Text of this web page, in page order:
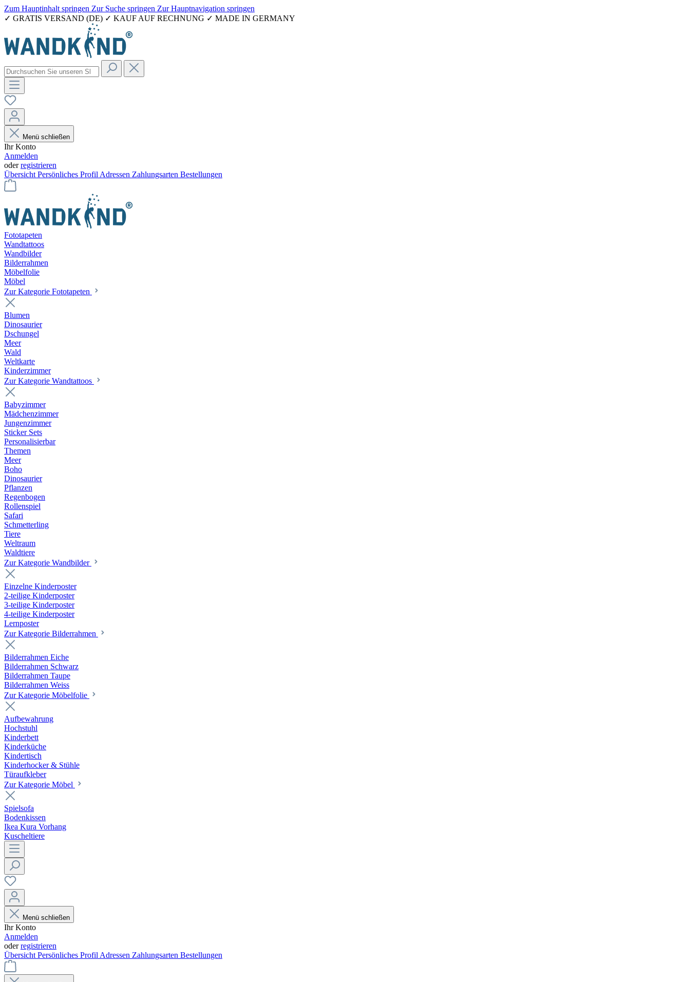
Zum Hauptinhalt springen Zur Suche springen Zur Hauptnavigation springen
✓ GRATIS VERSAND (DE) ✓ KAUF AUF RECHNUNG ✓ MADE IN GERMANY
Menü schließen
Ihr Konto
Anmelden
oderregistrieren
Übersicht Persönliches Profil Adressen Zahlungsarten Bestellungen
Fototapeten
Wandtattoos
Wandbilder
Bilderrahmen
Möbelfolie
Möbel
Zur Kategorie Fototapeten
Blumen
Dinosaurier
Dschungel
Meer
Wald
Weltkarte
Kinderzimmer
Zur Kategorie Wandtattoos
Babyzimmer
Mädchenzimmer
Jungenzimmer
Sticker Sets
Personalisierbar
Themen
Meer
Boho
Dinosaurier
Pflanzen
Regenbogen
Rollenspiel
Safari
Schmetterling
Tiere
Weltraum
Waldtiere
Zur Kategorie Wandbilder
Einzelne Kinderposter
2-teilige Kinderposter
3-teilige Kinderposter
4-teilige Kinderposter
Lernposter
Zur Kategorie Bilderrahmen
Bilderrahmen Eiche
Bilderrahmen Schwarz
Bilderrahmen Taupe
Bilderrahmen Weiss
Zur Kategorie Möbelfolie
Aufbewahrung
Hochstuhl
Kinderbett
Kinderküche
Kindertisch
Kinderhocker & Stühle
Türaufkleber
Zur Kategorie Möbel
Spielsofa
Bodenkissen
Ikea Kura Vorhang
Kuscheltiere
Menü schließen
Ihr Konto
Anmelden
oderregistrieren
Übersicht Persönliches Profil Adressen Zahlungsarten Bestellungen